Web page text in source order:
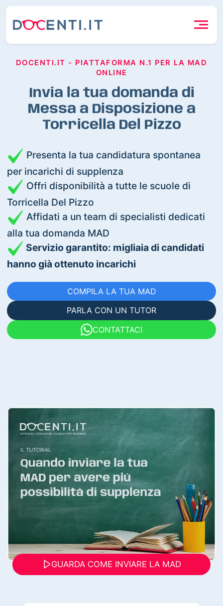
DOCENTI.IT - PIATTAFORMA N.1 PER LA MAD
ONLINE
Invia la tua domanda di
Messa a Disposizione a
Torricella Del Pizzo
Presenta la tua candidatura spontanea
per incarichi di supplenza
Offri disponibilità a tutte le scuole di
Torricella Del Pizzo
Affidati a un team di specialisti dedicati
alla tua domanda MAD
Servizio garantito: migliaia di candidati
hanno già ottenuto incarichi
COMPILA LA TUA MAD
PARLA CON UN TUTOR
CONTATTACI
GUARDA COME INVIARE LA MAD